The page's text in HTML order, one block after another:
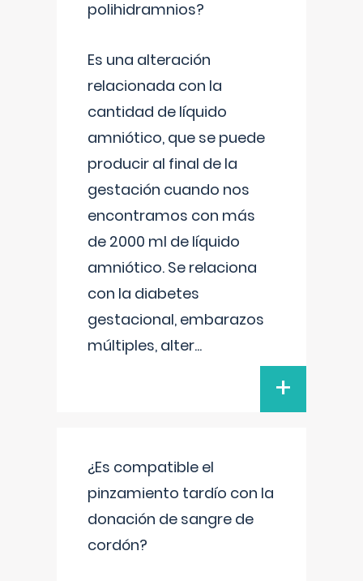
polihidramnios?
Es una alteración
relacionada con la
cantidad de líquido
amniótico, que se puede
producir al final de la
gestación cuando nos
encontramos con más
de 2000 ml de líquido
amniótico. Se relaciona
con la diabetes
gestacional, embarazos
múltiples, alter...
+
¿Es compatible el
pinzamiento tardío con la
donación de sangre de
cordón?